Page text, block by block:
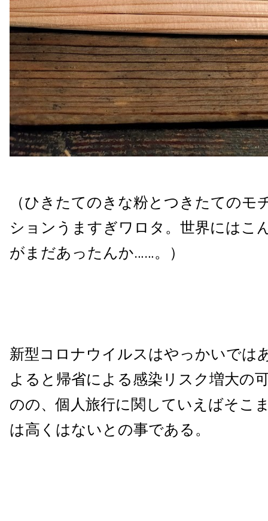
（ひきたてのきな粉とつきたてのモ
ションうますぎワロタ。世界にはこ
がまだあったんか……。）
新型コロナウイルスはやっかいでは
よると帰省による感染リスク増大の
のの、個人旅行に関していえばそこ
は高くはないとの事である。